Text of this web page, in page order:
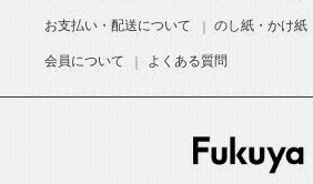
お支払い・配送について のし紙・かけ紙
会員について よくある質問